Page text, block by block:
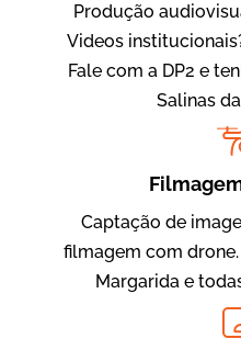
Vídeos
Vídeos
Produção
Videos
Fale com a DP2 e
Salinas
Captação de
filmagem com
Margarida e